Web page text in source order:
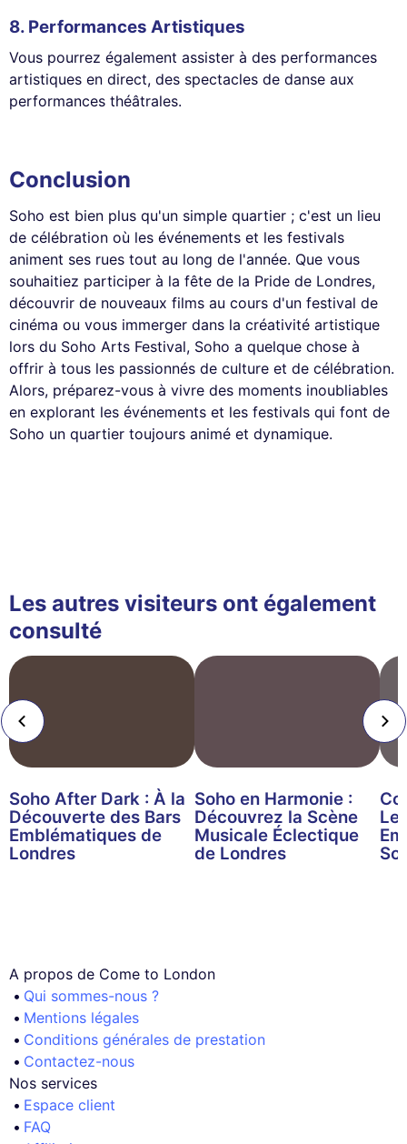
8. Performances Artistiques
Vous pourrez également assister à des performances
artistiques en direct, des spectacles de danse aux
performances théâtrales.
Conclusion
Soho est bien plus qu'un simple quartier ; c'est un lieu
de célébration où les événements et les festivals
animent ses rues tout au long de l'année. Que vous
souhaitiez participer à la fête de la Pride de Londres,
découvrir de nouveaux films au cours d'un festival de
cinéma ou vous immerger dans la créativité artistique
lors du Soho Arts Festival, Soho a quelque chose à
offrir à tous les passionnés de culture et de célébration.
Alors, préparez-vous à vivre des moments inoubliables
en explorant les événements et les festivals qui font de
Soho un quartier toujours animé et dynamique.
Les autres visiteurs ont également
consulté
Soho After Dark : À la
Découverte des Bars
Emblématiques de
Londres
Soho en Harmonie :
Découvrez la Scène
Musicale Éclectique
de Londres
A propos de Come to London
Qui sommes-nous ?
Mentions légales
Conditions générales de prestation
Contactez-nous
Nos services
Espace client
FAQ